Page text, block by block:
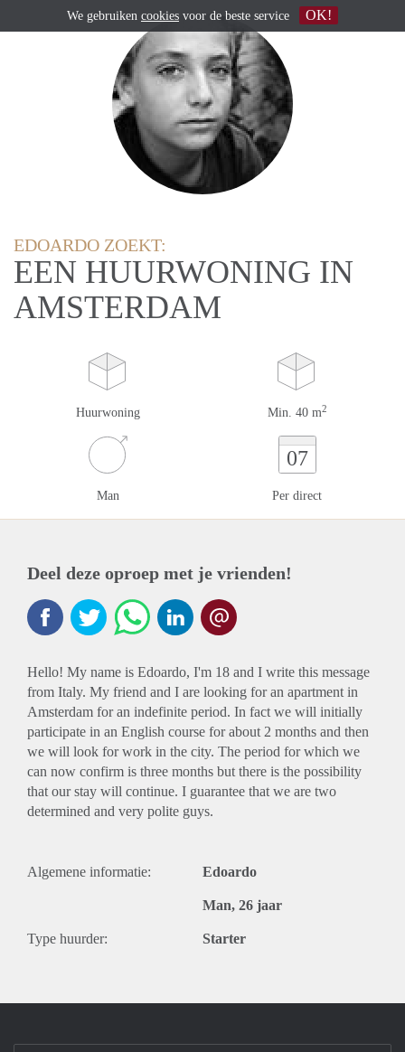
EDOARDO ZOEKT:
EEN HUURWONING IN
AMSTERDAM
Huurwoning Min. 40 m2
Man
07
Per direct
Deel deze oproep met je vrienden!
Hello! My name is Edoardo, I'm 18 and I write this message
from Italy. My friend and I are looking for an apartment in
Amsterdam for an indefinite period. In fact we will initially
participate in an English course for about 2 months and then
we will look for work in the city. The period for which we
can now confirm is three months but there is the possibility
that our stay will continue. I guarantee that we are two
determined and very polite guys.
Algemene informatie: Edoardo
Man, 26 jaar
Type huurder: Starter
We gebruiken cookies voor de beste service OK!